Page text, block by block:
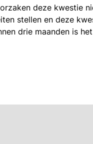
deze kwestie
stellen en deze
drie maanden is